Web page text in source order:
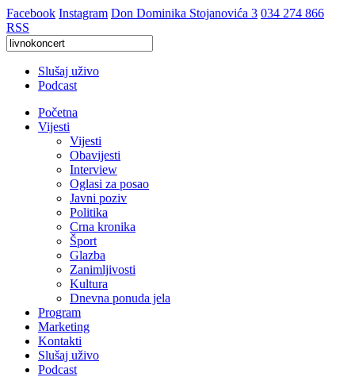
Facebook Instagram Don Dominika Stojanovića 3 034 274 866
RSS
Slušaj uživo
Podcast
Početna
Vijesti
Vijesti
Obavijesti
Interview
Oglasi za posao
Javni poziv
Politika
Crna kronika
Šport
Glazba
Zanimljivosti
Kultura
Dnevna ponuda jela
Program
Marketing
Kontakti
Slušaj uživo
Podcast